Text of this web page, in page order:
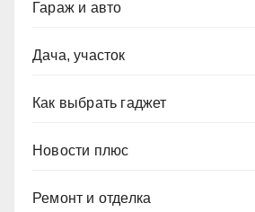
Гараж и авто
Дача, участок
Как выбрать гаджет
Новости плюс
Ремонт и отделка